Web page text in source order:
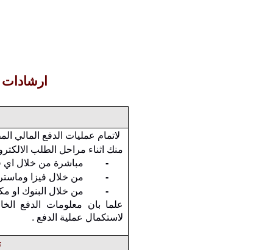
لاتمام عمليات الدفع المالي
منك اثناء مراحل الطلب
-
مباشرة من خلال اي
-
من خلال فيزا
-
من خلال البنوك او
علما بان معلومات الدفع
لاستكمال عملية الدفع .